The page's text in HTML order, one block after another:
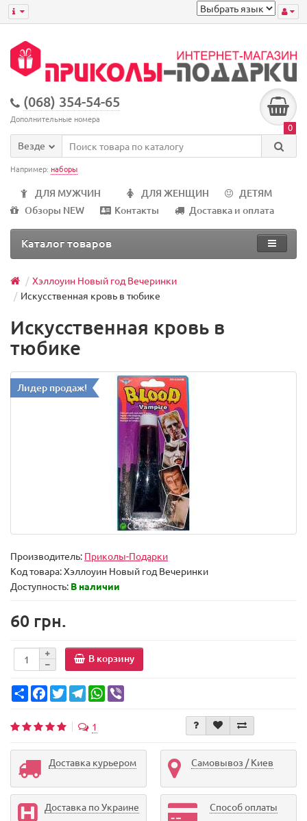
(068) 354-54-65
Дополнительные номера
0
Везде
Например: наборы
ДЛЯ МУЖЧИН ДЛЯ ЖЕНЩИН
ДЕТЯМ
Обзоры NEW
Контакты Доставка и оплата
Каталог товаров
Хэллоуин Новый год Вечеринки
Искусственная кровь в тюбике
Искусственная кровь в
тюбике
Лидер продаж!
Производитель: Приколы-Подарки
Код товара:Хэллоуин Новый год Вечеринки
Доступность: В наличии
60 грн.
В корзину
Share FacebookTwitterTelegramWhatsApp
1
Доставка курьером Самовывоз / Киев
Доставка по Украине Способ оплаты